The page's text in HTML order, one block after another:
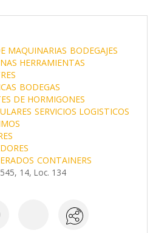
MAQUINARIAS BODEGAJES
HERRAMIENTAS
BODEGAS
DE HORMIGONES
SERVICIOS LOGISTICOS
CONTAINERS
14, Loc. 134